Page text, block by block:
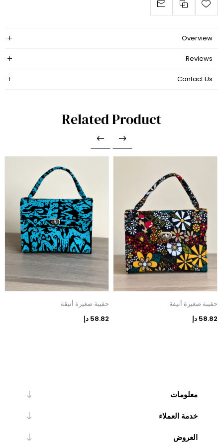
Overview
Reviews
Contact Us
Related Product
حقيبة صغيرة أنيقة
58.82 دإ
حقيبة صغيرة أنيقة
58.82 دإ
معلومات
خدمة العملاء
العروض